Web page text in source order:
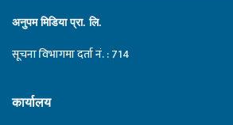
अनुपम मिडिया प्रा. लि.
सूचना विभागमा दर्ता नं. : 714
कार्यालय